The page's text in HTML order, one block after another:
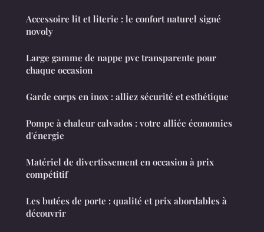
Accessoire lit et literie : le confort naturel signé
novoly
Large gamme de nappe pvc transparente pour
chaque occasion
Garde corps en inox : alliez sécurité et esthétique
Pompe à chaleur calvados : votre alliée économies
d'énergie
Matériel de divertissement en occasion à prix
compétitif
Les butées de porte : qualité et prix abordables à
découvrir